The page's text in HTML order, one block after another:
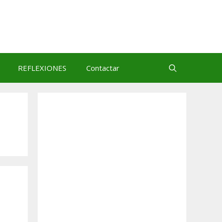
REFLEXIONES Contactar